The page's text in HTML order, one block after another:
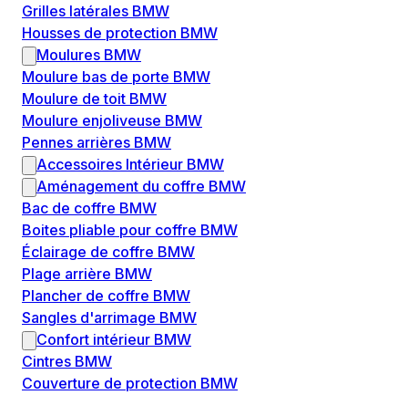
Grilles latérales BMW
Housses de protection BMW
Moulures BMW
Moulure bas de porte BMW
Moulure de toit BMW
Moulure enjoliveuse BMW
Pennes arrières BMW
Accessoires Intérieur BMW
Aménagement du coffre BMW
Bac de coffre BMW
Boites pliable pour coffre BMW
Éclairage de coffre BMW
Plage arrière BMW
Plancher de coffre BMW
Sangles d'arrimage BMW
Confort intérieur BMW
Cintres BMW
Couverture de protection BMW